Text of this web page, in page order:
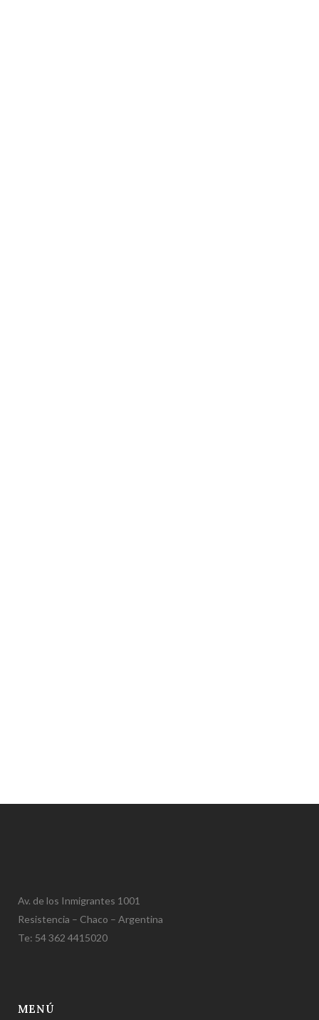
Av. de los Inmigrantes 1001
Resistencia – Chaco – Argentina
Te: 54 362 4415020
MENÚ